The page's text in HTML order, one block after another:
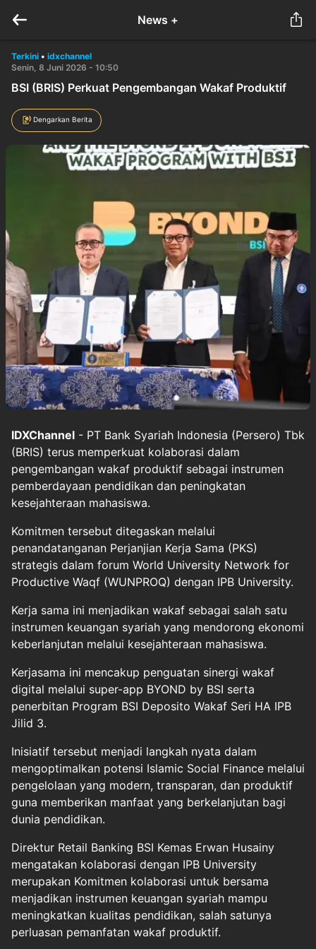
News +
Terkini • idxchannel
Senin, 8 Juni 2026 - 10:50
BSI (BRIS) Perkuat Pengembangan Wakaf Produktif
Dengarkan Berita
IDXChannel - PT Bank Syariah Indonesia (Persero) Tbk
(BRIS) terus memperkuat kolaborasi dalam
pengembangan wakaf produktif sebagai instrumen
pemberdayaan pendidikan dan peningkatan
kesejahteraan mahasiswa.
Komitmen tersebut ditegaskan melalui
penandatanganan Perjanjian Kerja Sama (PKS)
strategis dalam forum World University Network for
Productive Waqf (WUNPROQ) dengan IPB University.
Kerja sama ini menjadikan wakaf sebagai salah satu
instrumen keuangan syariah yang mendorong ekonomi
keberlanjutan melalui kesejahteraan mahasiswa.
Kerjasama ini mencakup penguatan sinergi wakaf
digital melalui super-app BYOND by BSI serta
penerbitan Program BSI Deposito Wakaf Seri HA IPB
Jilid 3.
Inisiatif tersebut menjadi langkah nyata dalam
mengoptimalkan potensi Islamic Social Finance melalui
pengelolaan yang modern, transparan, dan produktif
guna memberikan manfaat yang berkelanjutan bagi
dunia pendidikan.
Direktur Retail Banking BSI Kemas Erwan Husainy
mengatakan kolaborasi dengan IPB University
merupakan Komitmen kolaborasi untuk bersama
menjadikan instrumen keuangan syariah mampu
meningkatkan kualitas pendidikan, salah satunya
perluasan pemanfatan wakaf produktif.